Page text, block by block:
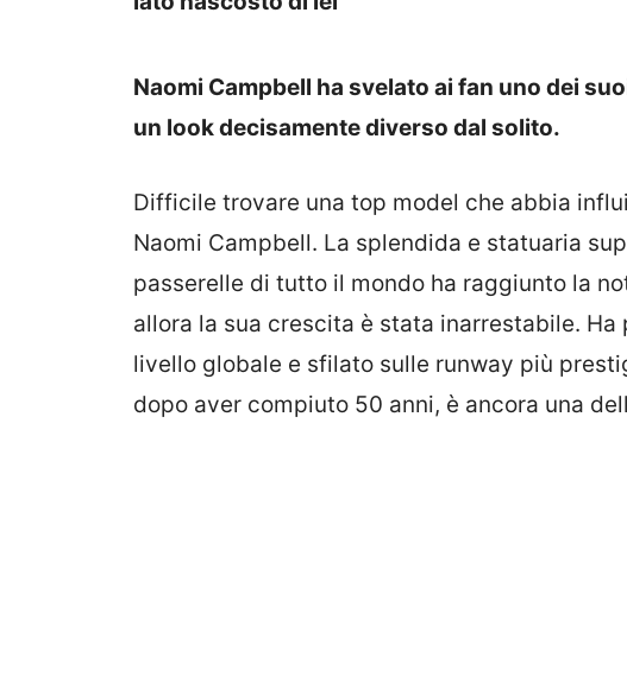
Naomi Campbell ha svelato ai fan uno dei
un look decisamente diverso dal solito.
Difficile trovare una top model che abbia
Naomi Campbell. La splendida e statuaria
passerelle di tutto il mondo ha raggiunto la
allora la sua crescita è stata inarrestabile.
livello globale e sfilato sulle runway più
dopo aver compiuto 50 anni, è ancora una